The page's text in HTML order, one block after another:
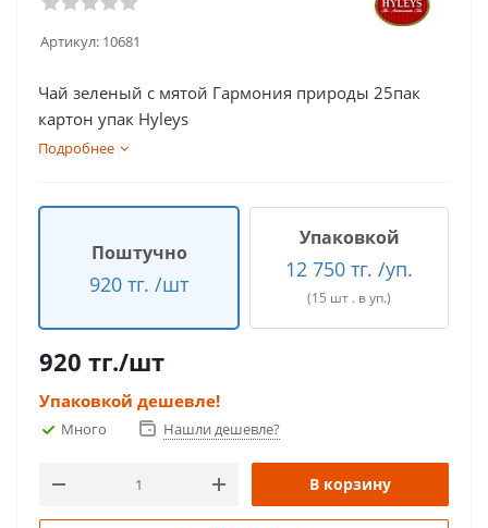
Артикул: 10681
Чай зеленый с мятой Гармония природы 25пак
картон упак Hyleys
Подробнее
Поштучно
920 тг. /шт
Упаковкой
12 750 тг. /уп.
(15 шт . в уп.)
920 тг./шт
Упаковкой дешевле!
Много Нашли дешевле?
В корзину